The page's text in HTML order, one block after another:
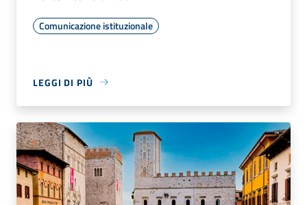
Comunicazione istituzionale
LEGGI DI PIÙ